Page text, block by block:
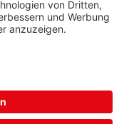
Bau GmbH & Co. KG